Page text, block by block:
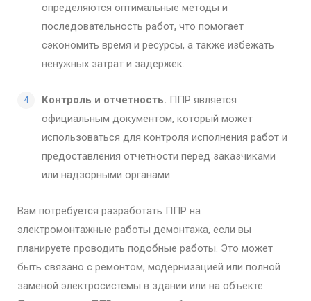
определяются оптимальные методы и
последовательность работ, что помогает
сэкономить время и ресурсы, а также избежать
ненужных затрат и задержек.
Контроль и отчетность. ППР является
официальным документом, который может
использоваться для контроля исполнения работ и
предоставления отчетности перед заказчиками
или надзорными органами.
Вам потребуется разработать ППР на
электромонтажные работы демонтажа, если вы
планируете проводить подобные работы. Это может
быть связано с ремонтом, модернизацией или полной
заменой электросистемы в здании или на объекте.